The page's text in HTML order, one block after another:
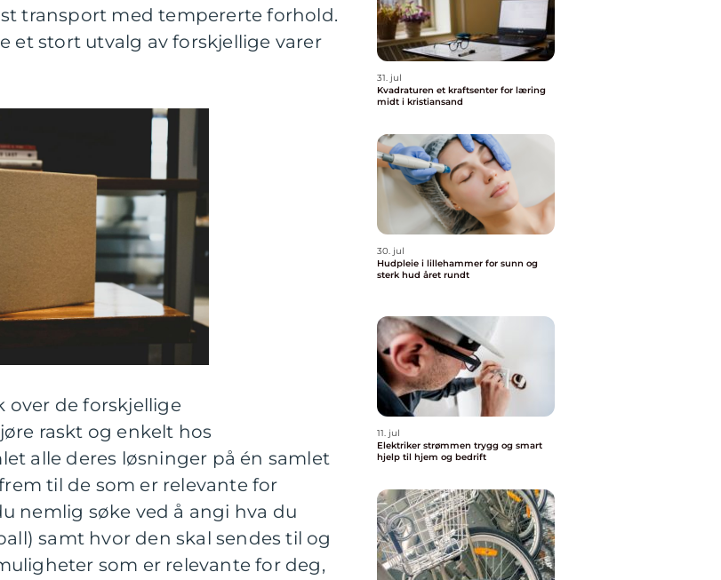
transport med tempererte forhold.
et stort utvalg av forskjellige varer
over de forskjellige
raskt og enkelt hos
alle deres løsninger på én samlet
til de som er relevante for
nemlig søke ved å angi hva du
samt hvor den skal sendes til og
som er relevante for deg,
31. jul
Kvadraturen et kraftsenter for læring
midt i kristiansand
30. jul
Hudpleie i lillehammer for sunn og
sterk hud året rundt
11. jul
Elektriker strømmen trygg og smart
hjelp til hjem og bedrift